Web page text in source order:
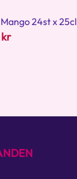
24st x 25cl
kr